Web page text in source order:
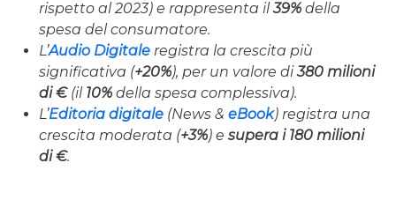
rispetto al 2023) e rappresenta il39% della
spesa del consumatore.
L’Audio Digitale registra la crescita più
significativa (+20%), per un valore di380 milioni
di €(il 10% della spesa complessiva).
L’Editoria digitale (News & eBook) registra una
crescita moderata (+3%) e supera i 180 milioni
di €.